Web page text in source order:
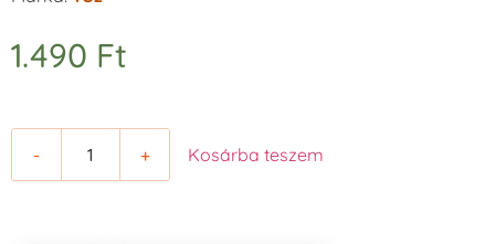
1.490 Ft
- + Kosárba teszem